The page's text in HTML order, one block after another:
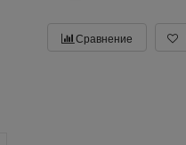
Сравнение